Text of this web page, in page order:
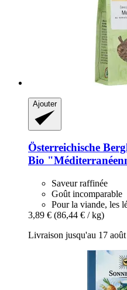
Ajouter
Österreichische
Bio
Saveur raffinée
Goût incomparable
Pour la viande, les
3,89 € (86,44 € / kg)
Livraison jusqu'au 17 août